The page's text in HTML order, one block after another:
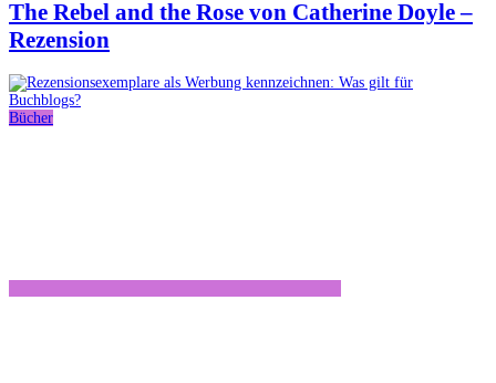
The Rebel and the Rose von Catherine Doyle –
Rezension
Bücher